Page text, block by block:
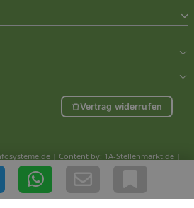
Vertrag widerrufen
| Content by: 1A-Stellenmarkt.de |
( 0.846)